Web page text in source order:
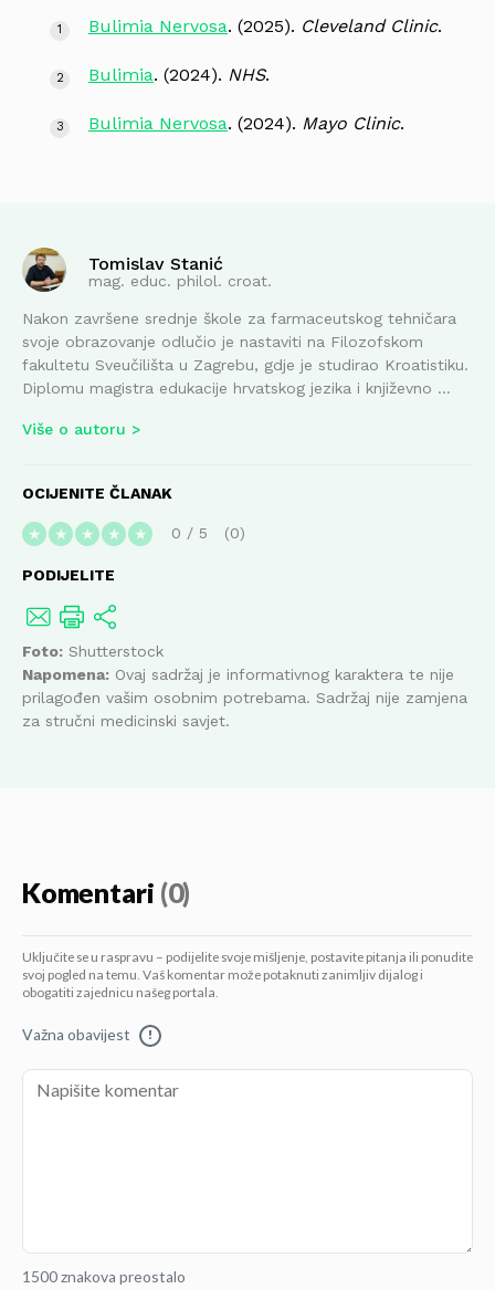
Bulimia Nervosa. (2025). Cleveland Clinic.
Bulimia. (2024). NHS.
Bulimia Nervosa. (2024). Mayo Clinic.
Tomislav Stanić
mag. educ. philol. croat.
Nakon završene srednje škole za farmaceutskog tehničara
svoje obrazovanje odlučio je nastaviti na Filozofskom
fakultetu Sveučilišta u Zagrebu, gdje je studirao Kroatistiku.
Diplomu magistra edukacije hrvatskog jezika i književno ...
Više o autoru
OCIJENITE ČLANAK
★ ★ ★ ★ ★ 0 / 5 0
PODIJELITE
Foto: Shutterstock
Napomena: Ovaj sadržaj je informativnog karaktera te nije
prilagođen vašim osobnim potrebama. Sadržaj nije zamjena
za stručni medicinski savjet.
Komentari (0)
Uključite se u raspravu – podijelite svoje mišljenje, postavite pitanja ili ponudite
svoj pogled na temu. Vaš komentar može potaknuti zanimljiv dijalog i
obogatiti zajednicu našeg portala.
Važna obavijest !
1500 znakova preostalo